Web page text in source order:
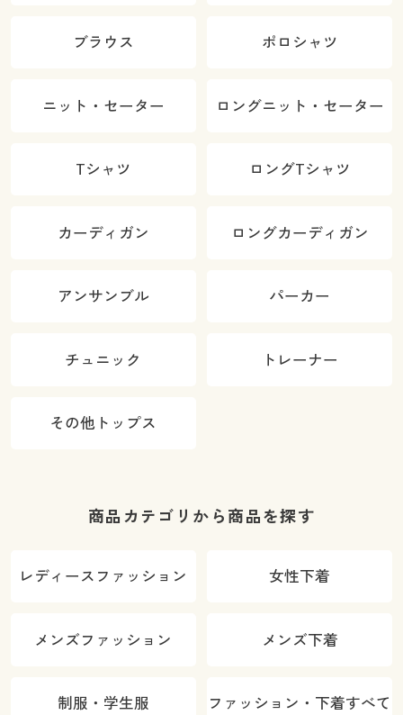
ブラウス ポロシャツ
ニット・セーター ロングニット・セーター
Tシャツ ロングTシャツ
カーディガン ロングカーディガン
アンサンブル パーカー
チュニック トレーナー
その他トップス
商品カテゴリから商品を探す
レディースファッション 女性下着
メンズファッション メンズ下着
制服・学生服 ファッション・下着すべて